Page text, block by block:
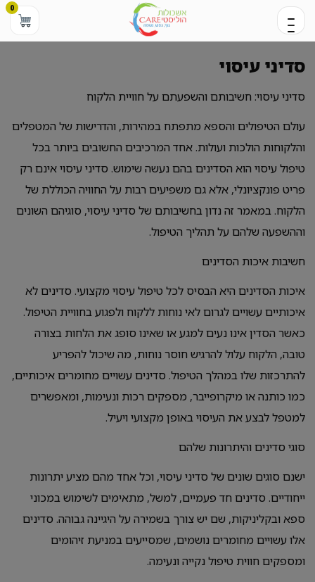
0
סדיני עיסוי
סדיני עיסוי: חשיבותם והשפעתם על חוויית הלקוח
עולם הטיפולים והספא מתפתח במהירות, והדרישות של המטפלים
והלקוחות הולכות ועולות. אחד המרכיבים החשובים ביותר בכל
טיפול עיסוי הוא הסדינים בהם נעשה שימוש. סדיני עיסוי אינם רק
פריט פונקציונלי, אלא גם משפיעים רבות על החוויה הכוללת של
הלקוח. במאמר זה נדון בחשיבותם של סדיני עיסוי, סוגיהם השונים
וההשפעה שלהם על תהליך הטיפול.
חשיבות איכות הסדינים
איכות הסדינים היא הבסיס לכל טיפול עיסוי מקצועי. סדינים לא
איכותיים עשויים לגרום לאי נוחות ללקוח ולפגוע בחוויית הטיפול.
כאשר הסדין אינו נעים למגע או שאינו סופג את הלחות בצורה
טובה, הלקוח עלול להרגיש חוסר נוחות, מה שיכול להפריע
להתרכזות שלו במהלך הטיפול. סדינים עשויים מחומרים איכותיים,
כמו כותנה או מיקרופייבר, מספקים רכות ונעימות, ומאפשרים
למטפל לבצע את העיסוי באופן מקצועי ויעיל.
סוגי סדינים והיתרונות שלהם
ישנם סוגים שונים של סדיני עיסוי, וכל אחד מהם מציע יתרונות
ייחודיים. סדינים חד פעמיים, למשל, מתאימים לשימוש במכוני
ספא ובקליניקות, שם יש צורך בשמירה על היגיינה גבוהה. סדינים
אלו עשויים מחומרים נושמים, שמסייעים במניעת זיהומים
ומספקים חווית טיפול נקייה ונעימה.